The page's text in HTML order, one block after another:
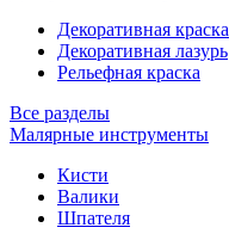
Декоративная краска
Декоративная лазурь
Рельефная краска
Все разделы
Малярные инструменты
Кисти
Валики
Шпателя